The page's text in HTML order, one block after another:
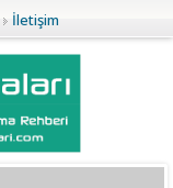
İletişim